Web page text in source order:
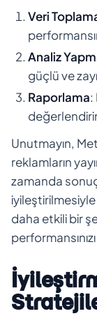
Veri
Analiz
güçlü ve
Raporlama:
Unutmayın,
reklamların
zamanda
daha etkili bir